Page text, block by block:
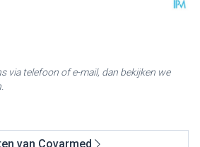
via telefoon of e-mail, dan bekijken we
van Covarmed